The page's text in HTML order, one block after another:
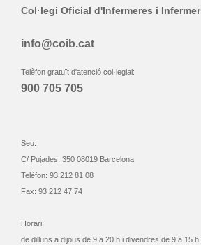
Col·legi Oficial d'Infermeres i
info@coib.cat
Telèfon gratuït d'atenció col·legial:
900 705 705
Seu:
C/ Pujades, 350 08019 Barcelona
Telèfon: 93 212 81 08
Fax: 93 212 47 74
Horari:
de dilluns a dijous de 9 a 20 h i divendres de 9 a 15 h